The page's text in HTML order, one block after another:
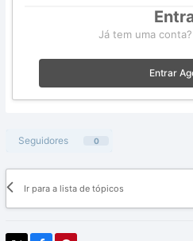
Já tem uma
Entrar
Seguidores 0
Ir para a lista de tópicos